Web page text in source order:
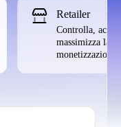
Retailer
Controlla,
massimizza la
monetizzazione